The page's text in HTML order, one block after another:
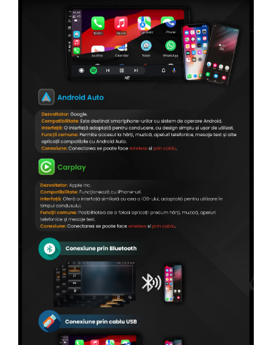
Conectică Peugeot
Conectică Isuzu
Conectică Mazda
Conectică Subaru
Conectică Iveco
Conectică Iveco
Conectică Dacia
Conectică Volvo
Conectică Smart
Conectică Chrysler